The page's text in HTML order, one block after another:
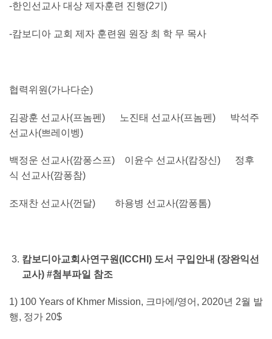
-한인선교사 대상 제자훈련 진행(2기)
-캄보디아 교회 제자 훈련원 원장 최 학 무 목사
협력위원(가나다순)
김광훈 선교사(프놈펜) 노진태 선교사(프놈펜) 박석주
선교사(쁘레이벵)
백정운 선교사(깜퐁스프) 이윤수 선교사(캄장신) 정후
식 선교사(깜퐁참)
조재찬 선교사(껀달) 하용병 선교사(깜퐁톰)
캄보디아교회사연구원(ICCHI) 도서 구입안내 (장완익선
교사) #첨부파일 참조
1) 100 Years of Khmer Mission, 크마에/영어, 2020년 2월 발
행, 정가 20$